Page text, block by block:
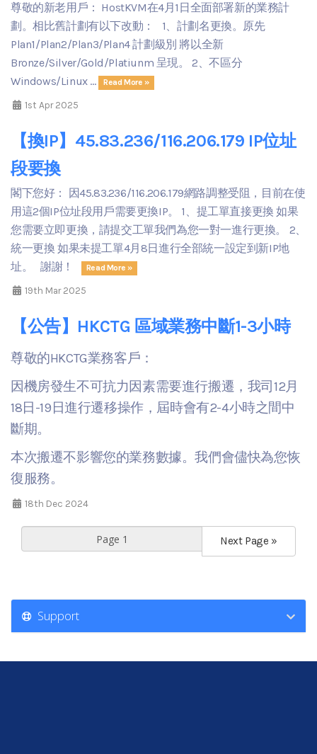
尊敬的新老用戶： HostKVM在4月1日全面部署新的業務計
劃。相比舊計劃有以下改動： 1、計劃名更換。原先
Plan1/Plan2/Plan3/Plan4 計劃級別 將以全新
Bronze/Silver/Gold/Platiunm 呈現。 2、不區分
Windows/Linux ...
Read More »
1st Apr 2025
【換IP】45.83.236/116.206.179 IP位址
段要換
閣下您好： 因45.83.236/116.206.179網路調整受阻，目前在使
用這2個IP位址段用戶需要更換IP。 1、提工單直接更換 如果
您需要立即更換，請提交工單我們為您一對一進行更換。 2、
統一更換 如果未提工單4月8日進行全部統一設定到新IP地
址。 謝謝！
Read More »
19th Mar 2025
【公告】HKCTG 區域業務中斷1-3小時
尊敬的HKCTG業務客戶：
因機房發生不可抗力因素需要進行搬遷，我司12月
18日-19日進行遷移操作，屆時會有2-4小時之間中
斷期。
本次搬遷不影響您的業務數據。我們會儘快為您恢
復服務。
18th Dec 2024
Next Page »
Support